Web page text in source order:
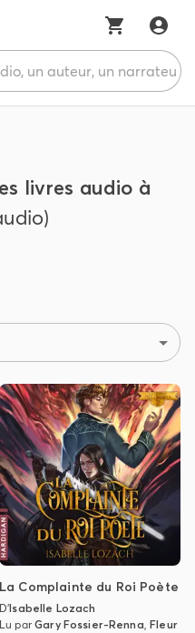
livres audio à
La Complainte du Roi Poète
D'Isabelle Lozach
Lu parGary Fossier-Renna,Fleur